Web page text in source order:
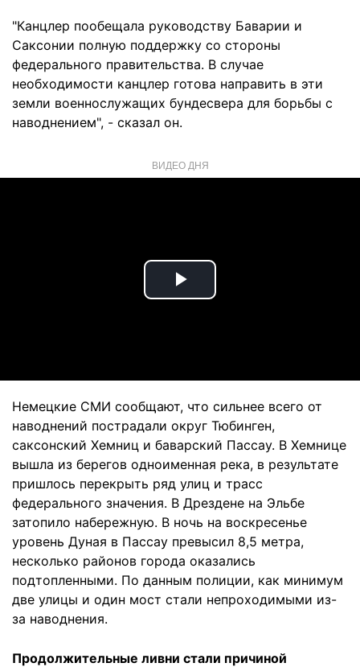
"Канцлер пообещала руководству Баварии и
Саксонии полную поддержку со стороны
федерального правительства. В случае
необходимости канцлер готова направить в эти
земли военнослужащих бундесвера для борьбы с
наводнением", - сказал он.
ВИДЕО ДНЯ
Play
Немецкие СМИ сообщают, что сильнее всего от
наводнений пострадали округ Тюбинген,
саксонский Хемниц и баварский Пассау. В Хемнице
вышла из берегов одноименная река, в результате
пришлось перекрыть ряд улиц и трасс
федерального значения. В Дрездене на Эльбе
затопило набережную. В ночь на воскресенье
уровень Дуная в Пассау превысил 8,5 метра,
несколько районов города оказались
подтопленными. По данным полиции, как минимум
две улицы и один мост стали непроходимыми из-
за наводнения.
Продолжительные ливни стали причиной